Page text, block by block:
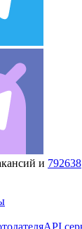
и 792638
API